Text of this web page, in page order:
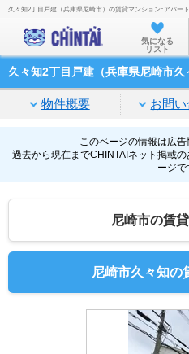
お部屋
家
通
物
不
久々知2丁目戸建（兵庫県尼崎市）の賃貸マンション･アパー
気になる
リスト
久々知2丁目戸建（兵庫県尼崎市
物件概要 お問
このページの情報は広告
過去から現在までCHINTAIネット掲載
ージで
尼崎市の賃
尼崎市久々知の